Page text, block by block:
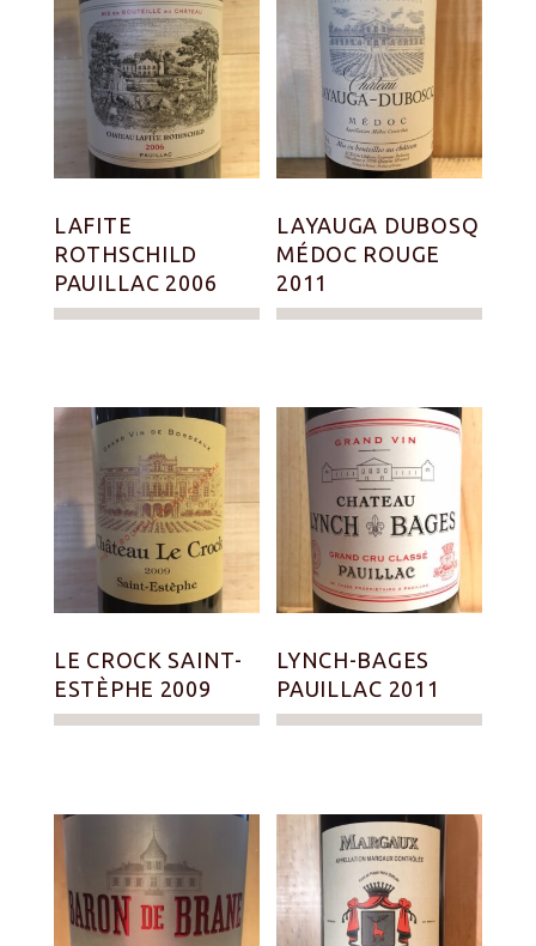
LAFITE
ROTHSCHILD
PAUILLAC 2006
LAYAUGA DUBOSQ
MÉDOC ROUGE
2011
LE CROCK SAINT-
ESTÈPHE 2009
LYNCH-BAGES
PAUILLAC 2011